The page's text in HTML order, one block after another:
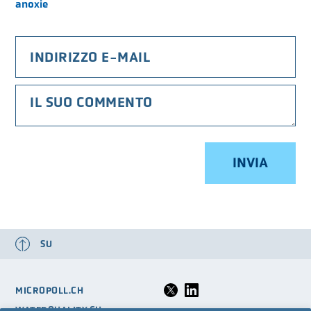
LOGIN
anoxie
SU
MICROPOLL.CH